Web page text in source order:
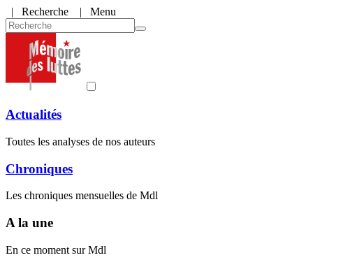
| Recherche | Menu
Actualités
Toutes les analyses de nos auteurs
Chroniques
Les chroniques mensuelles de Mdl
A la une
En ce moment sur Mdl